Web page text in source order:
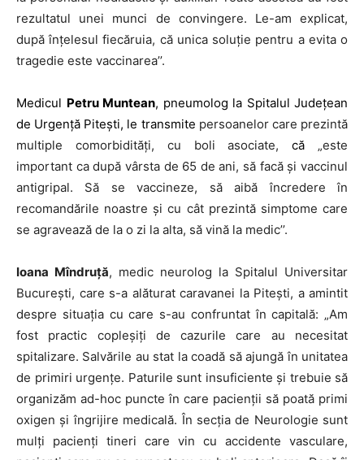
rezultatul unei munci de convingere. Le-am explicat,
după înțelesul fiecăruia, că unica soluție pentru a evita o
tragedie este vaccinarea’’.
Medicul Petru Muntean, pneumolog la Spitalul Județean
de Urgență Pitești, le transmite persoanelor care prezintă
multiple comorbidități, cu boli asociate,că „este
important ca după vârsta de 65 de ani, să facă și vaccinul
antigripal. Să se vaccineze, să aibă încredere în
recomandările noastre și cu cât prezintă simptome care
se agravează de la o zi la alta, să vină la medic’’.
Ioana Mîndruță, medic neurolog la Spitalul Universitar
București, care s-a alăturat caravanei la Pitești, a amintit
despre situația cu care s-au confruntat în capitală: „Am
fost practic copleșiți de cazurile care au necesitat
spitalizare. Salvările au stat la coadă să ajungă în unitatea
de primiri urgențe. Paturile sunt insuficiente și trebuie să
organizăm ad-hoc puncte în care pacienții să poată primi
oxigen și îngrijire medicală. În secția de Neurologie sunt
mulți pacienți tineri care vin cu accidente vasculare,